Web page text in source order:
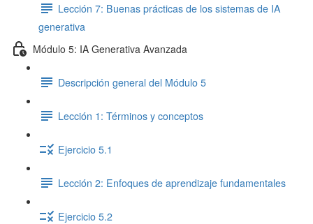
Lección 7: Buenas prácticas de los sistemas de IA
generativa
Módulo 5: IA Generativa Avanzada
Descripción general del Módulo 5
Lección 1: Términos y conceptos
Ejercicio 5.1
Lección 2: Enfoques de aprendizaje fundamentales
Ejercicio 5.2